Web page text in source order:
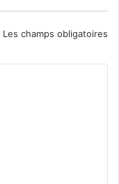
Les champs obligatoires